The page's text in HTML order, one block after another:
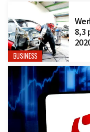
BUSINESS
8,3